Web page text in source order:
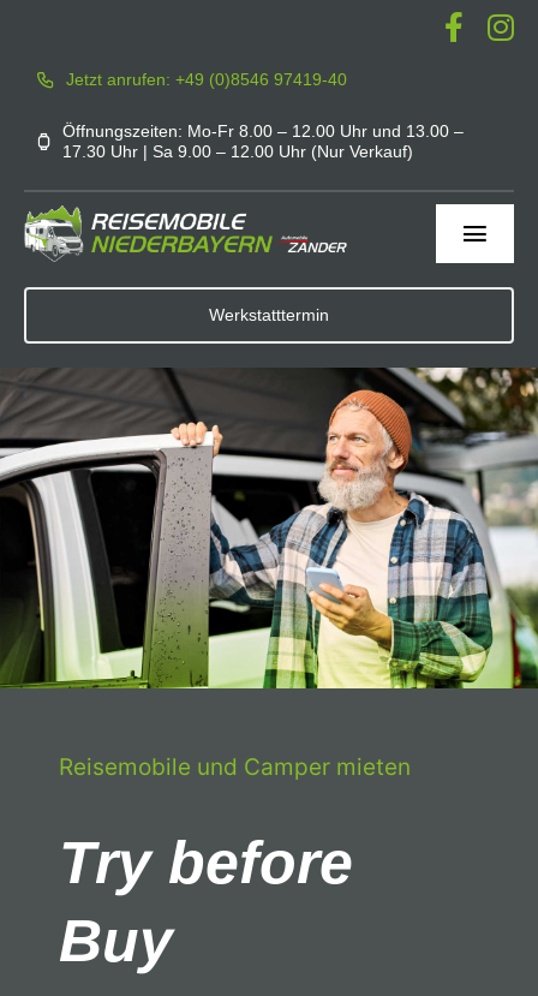
springenJetzt anrufen: +49 (0)8546 97419-40
Öffnungszeiten: Mo-Fr 8.00 – 12.00 Uhr und 13.00 –
17.30 Uhr | Sa 9.00 – 12.00 Uhr (Nur Verkauf)
Werkstatt
Service
Mieten
Zubehör
Lagerfahrzeuge
Carado
Laika
Werkstatttermin
Reisemobile und Camper mieten
Try before
Buy